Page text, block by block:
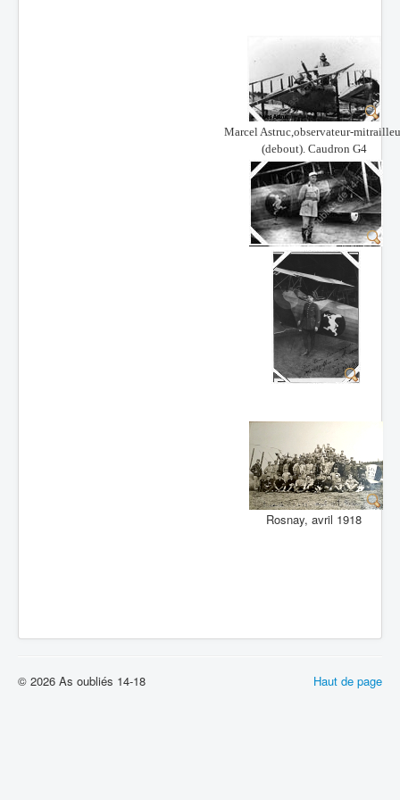
Marcel Astruc,observateur-
(debout). Caudron G4
Rosnay, avril 1918
Haut de page
© 2026 As oubliés 14-18